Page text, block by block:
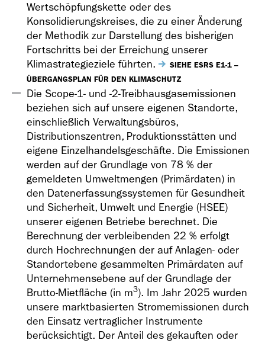
Wertschöpfungskette oder des
Konsolidierungskreises, die zu einer Änderung
der Methodik zur Darstellung des bisherigen
Fortschritts bei der Erreichung unserer
Klimastrategieziele führten.
SIEHE ESRS E1-1 –
ÜBERGANGSPLAN FÜR DEN KLIMASCHUTZ
Die Scope-1- und -2-Treibhausgasemissionen
beziehen sich auf unsere eigenen Standorte,
einschließlich Verwaltungsbüros,
Distributionszentren, Produktionsstätten und
eigene Einzelhandelsgeschäfte. Die Emissionen
werden auf der Grundlage von 78 % der
gemeldeten Umweltmengen (Primärdaten) in
den Datenerfassungssystemen für Gesundheit
und Sicherheit, Umwelt und Energie (HSEE)
unserer eigenen Betriebe berechnet. Die
Berechnung der verbleibenden 22 % erfolgt
durch Hochrechnungen der auf Anlagen- oder
Standortebene gesammelten Primärdaten auf
Unternehmensebene auf der Grundlage der
Brutto-Mietfläche (in m3). Im Jahr 2025 wurden
unsere marktbasierten Stromemissionen durch
den Einsatz vertraglicher Instrumente
berücksichtigt. Der Anteil des gekauften oder